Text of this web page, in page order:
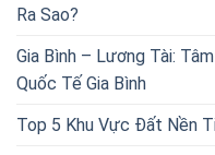
Ra Sao?
Gia Bình – Lương Tài:
Quốc Tế Gia Bình
Top 5 Khu Vực Đất Nền